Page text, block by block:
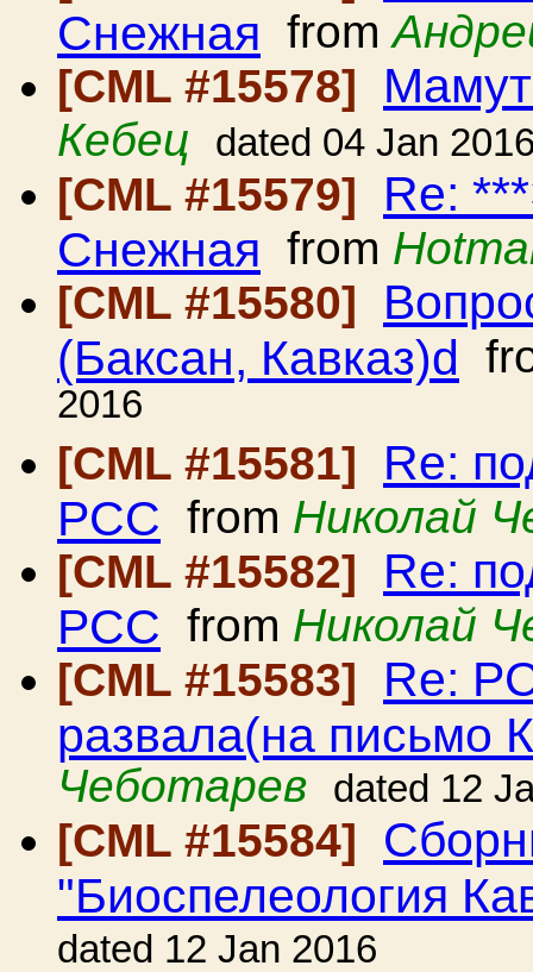
Снежная from
[CML #15578]
Кебец dated 04 Jan
[CML #15579] Re:
Снежная from
[CML #15580]
(Баксан, Кавказ)d
2016
[CML #15581]
Re:
РСС from Николай
[CML #15582]
Re:
РСС from Николай
[CML #15583]
Re:
развала(на письмо
Чеботарев
dated 12
[CML #15584]
"Биоспелеология
dated 12 Jan 2016